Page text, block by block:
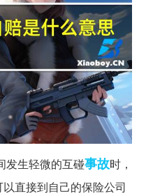
发生轻微的互碰事故时，
直接到自己的保险公司